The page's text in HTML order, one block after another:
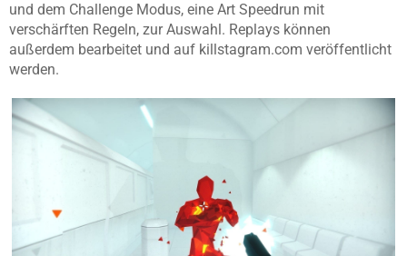
und dem Challenge Modus, eine Art Speedrun mit
verschärften Regeln, zur Auswahl. Replays können
außerdem bearbeitet und auf killstagram.com veröffentlicht
werden.